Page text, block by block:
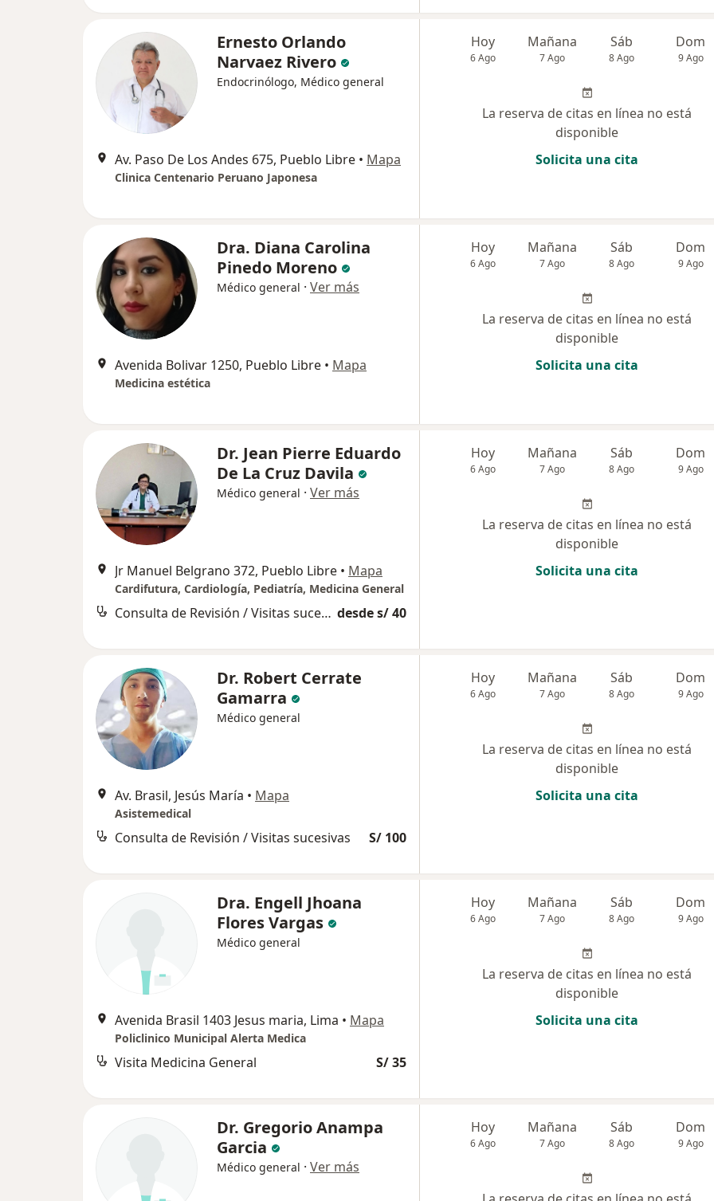
Ernesto Orlando
Narvaez Rivero
Endocrinólogo, Médico general
Av. Paso De Los Andes 675, Pueblo Libre • Mapa
Clinica Centenario Peruano Japonesa
Hoy
6 Ago
Mañana
7 Ago
Sáb
8 Ago
Dom
9 Ago
La reserva de citas en línea no está
disponible
Solicita una cita
Dra. Diana Carolina
Pinedo Moreno
Médico general · Ver más
Avenida Bolivar 1250, Pueblo Libre • Mapa
Medicina estética
Hoy
6 Ago
Mañana
7 Ago
Sáb
8 Ago
Dom
9 Ago
La reserva de citas en línea no está
disponible
Solicita una cita
Dr. Jean Pierre Eduardo
De La Cruz Davila
Médico general · Ver más
Jr Manuel Belgrano 372, Pueblo Libre • Mapa
Cardifutura, Cardiología, Pediatría, Medicina General
Consulta de Revisión / Visitas sucesivas desde s/ 40
Hoy
6 Ago
Mañana
7 Ago
Sáb
8 Ago
Dom
9 Ago
La reserva de citas en línea no está
disponible
Solicita una cita
Dr. Robert Cerrate
Gamarra
Médico general
Av. Brasil, Jesús María • Mapa
Asistemedical
Consulta de Revisión / Visitas sucesivas S/ 100
Hoy
6 Ago
Mañana
7 Ago
Sáb
8 Ago
Dom
9 Ago
La reserva de citas en línea no está
disponible
Solicita una cita
Dra. Engell Jhoana
Flores Vargas
Médico general
Avenida Brasil 1403 Jesus maria, Lima • Mapa
Policlinico Municipal Alerta Medica
Visita Medicina General S/ 35
Hoy
6 Ago
Mañana
7 Ago
Sáb
8 Ago
Dom
9 Ago
La reserva de citas en línea no está
disponible
Solicita una cita
Dr. Gregorio Anampa
Garcia
Médico general · Ver más
Hoy
6 Ago
Mañana
7 Ago
Sáb
8 Ago
Dom
9 Ago